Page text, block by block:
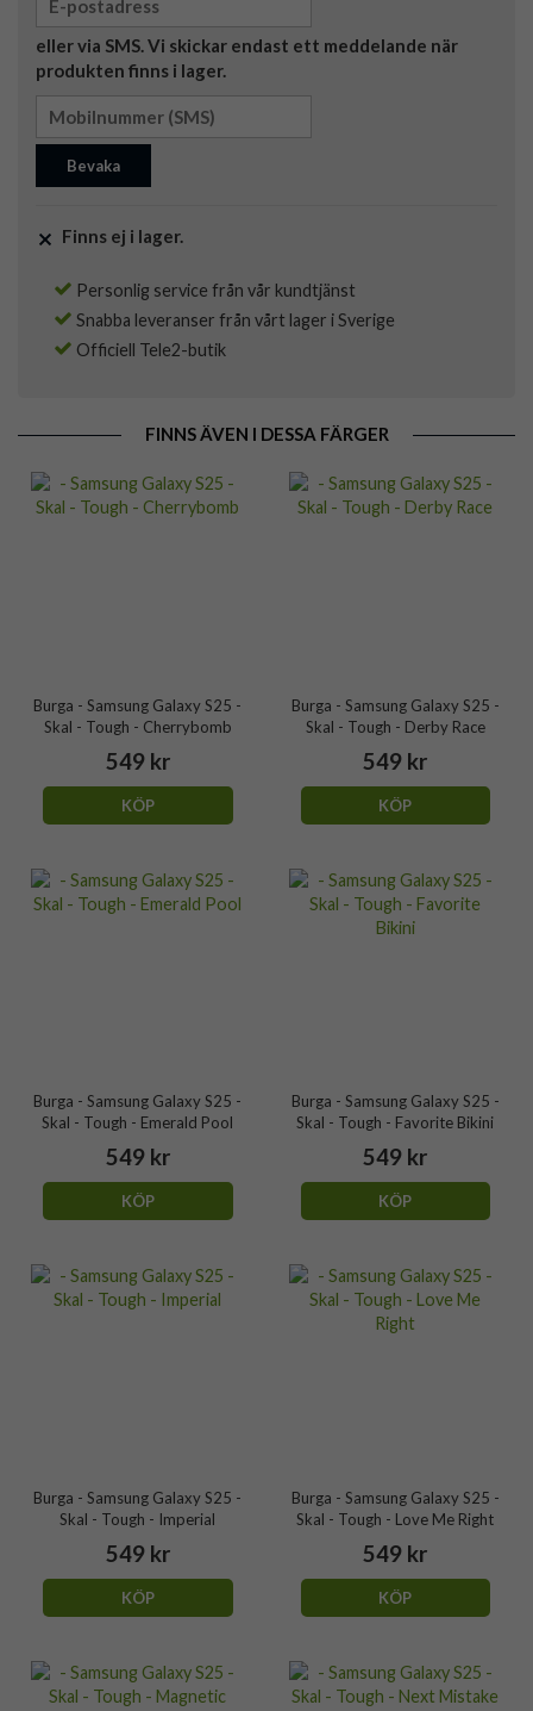
eller via SMS. Vi skickar endast ett meddelande när
produkten finns i lager.
Bevaka
Finns ej i lager.
Personlig service från vår kundtjänst
Snabba leveranser från vårt lager i Sverige
Officiell Tele2-butik
FINNS ÄVEN I DESSA FÄRGER
Burga - Samsung Galaxy S25 -
Skal - Tough - Cherrybomb
549 kr
KÖP
Burga - Samsung Galaxy S25 -
Skal - Tough - Derby Race
549 kr
KÖP
Burga - Samsung Galaxy S25 -
Skal - Tough - Emerald Pool
549 kr
KÖP
Burga - Samsung Galaxy S25 -
Skal - Tough - Favorite Bikini
549 kr
KÖP
Burga - Samsung Galaxy S25 -
Skal - Tough - Imperial
549 kr
KÖP
Burga - Samsung Galaxy S25 -
Skal - Tough - Love Me Right
549 kr
KÖP